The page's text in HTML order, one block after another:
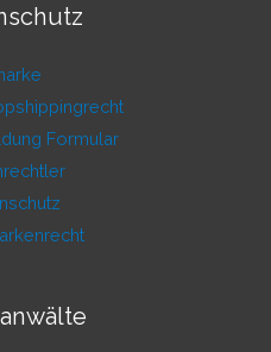
Formular